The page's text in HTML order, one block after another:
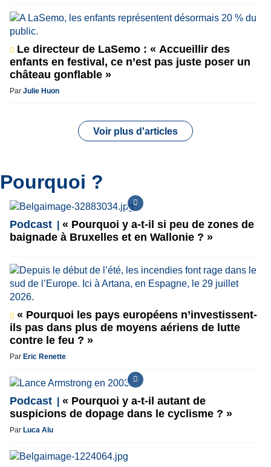
Le directeur de LaSemo : « Accueillir des
enfants en festival, ce n’est pas juste poser un
château gonflable »
Par Julie Huon
Voir plus d'articles
Pourquoi ?
Podcast
« Pourquoi y a-t-il si peu de zones de
baignade à Bruxelles et en Wallonie ? »
« Pourquoi les pays européens n’investissent-
ils pas dans plus de moyens aériens de lutte
contre le feu ? »
Par Eric Renette
Podcast
« Pourquoi y a-t-il autant de
suspicions de dopage dans le cyclisme ? »
Par Luca Alu